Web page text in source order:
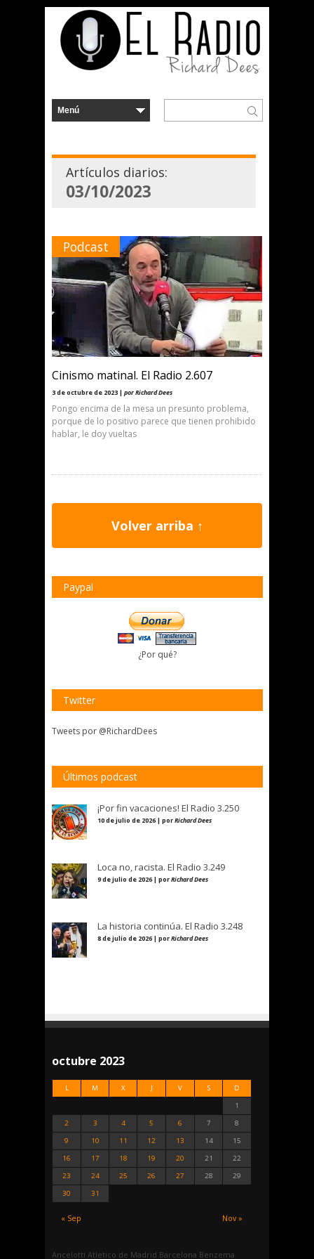
Artículos diarios:
03/10/2023
Podcast
Cinismo matinal. El Radio 2.607
3 de octubre de 2023 | por Richard Dees
Pongo encima de la mesa un presunto problema,
porque de lo positivo parece que tienen prohibido
hablar, le doy vueltas
Volver arriba ↑
Paypal
¿Por qué?
Twitter
Tweets por @RichardDees
Últimos podcast
¡Por fin vacaciones! El Radio 3.250
10 de julio de 2026 | porRichard Dees
Loca no, racista. El Radio 3.249
9 de julio de 2026 | porRichard Dees
La historia continúa. El Radio 3.248
8 de julio de 2026 | porRichard Dees
octubre 2023
L M X J V S D
« Sep Nov »
1
2
3 4 5 6 7
8
9
10 11 12 13 14
15
16
17 18 19 20 21
22
23
24 25 26 27 28
29
30
31
Ancelotti Atletico de Madrid Barcelona Benzema